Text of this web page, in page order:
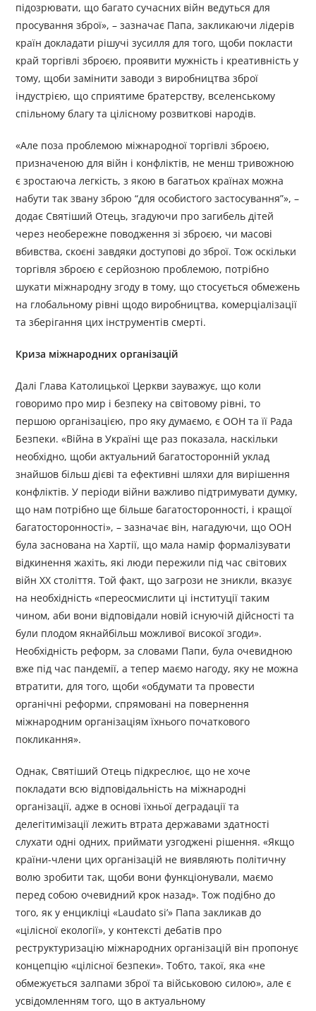
підозрювати, що багато сучасних війн ведуться для
просування зброї», – зазначає Папа, закликаючи лідерів
країн докладати рішучі зусилля для того, щоби покласти
край торгівлі зброєю, проявити мужність і креативність у
тому, щоби замінити заводи з виробництва зброї
індустрією, що сприятиме братерству, вселенському
спільному благу та цілісному розвиткові народів.
«Але поза проблемою міжнародної торгівлі зброєю,
призначеною для війн і конфліктів, не менш тривожною
є зростаюча легкість, з якою в багатьох країнах можна
набути так звану зброю “для особистого застосування”», –
додає Святіший Отець, згадуючи про загибель дітей
через необережне поводження зі зброєю, чи масові
вбивства, скоєні завдяки доступові до зброї. Тож оскільки
торгівля зброєю є серйозною проблемою, потрібно
шукати міжнародну згоду в тому, що стосується обмежень
на глобальному рівні щодо виробництва, комерціалізації
та зберігання цих інструментів смерті.
Криза міжнародних організацій
Далі Глава Католицької Церкви зауважує, що коли
говоримо про мир і безпеку на світовому рівні, то
першою організацією, про яку думаємо, є ООН та її Рада
Безпеки. «Війна в Україні ще раз показала, наскільки
необхідно, щоби актуальний багатосторонній уклад
знайшов більш дієві та ефективні шляхи для вирішення
конфліктів. У періоди війни важливо підтримувати думку,
що нам потрібно ще більше багатосторонності, і кращої
багатосторонності», – зазначає він, нагадуючи, що ООН
була заснована на Хартії, що мала намір формалізувати
відкинення жахіть, які люди пережили під час світових
війн ХХ століття. Той факт, що загрози не зникли, вказує
на необхідність «переосмислити ці інституції таким
чином, аби вони відповідали новій існуючій дійсності та
були плодом якнайбільш можливої високої згоди».
Необхідність реформ, за словами Папи, була очевидною
вже під час пандемії, а тепер маємо нагоду, яку не можна
втратити, для того, щоби «обдумати та провести
органічні реформи, спрямовані на повернення
міжнародним організаціям їхнього початкового
покликання».
Однак, Святіший Отець підкреслює, що не хоче
покладати всю відповідальність на міжнародні
організації, адже в основі їхньої деградації та
делегітимізації лежить втрата державами здатності
слухати одні одних, приймати узгоджені рішення. «Якщо
країни-члени цих організацій не виявляють політичну
волю зробити так, щоби вони функціонували, маємо
перед собою очевидний крок назад». Тож подібно до
того, як у енцикліці «Laudato si’» Папа закликав до
«цілісної екології», у контексті дебатів про
реструктуризацію міжнародних організацій він пропонує
концепцію «цілісної безпеки». Тобто, такої, яка «не
обмежується залпами зброї та військовою силою», але є
усвідомленням того, що в актуальному